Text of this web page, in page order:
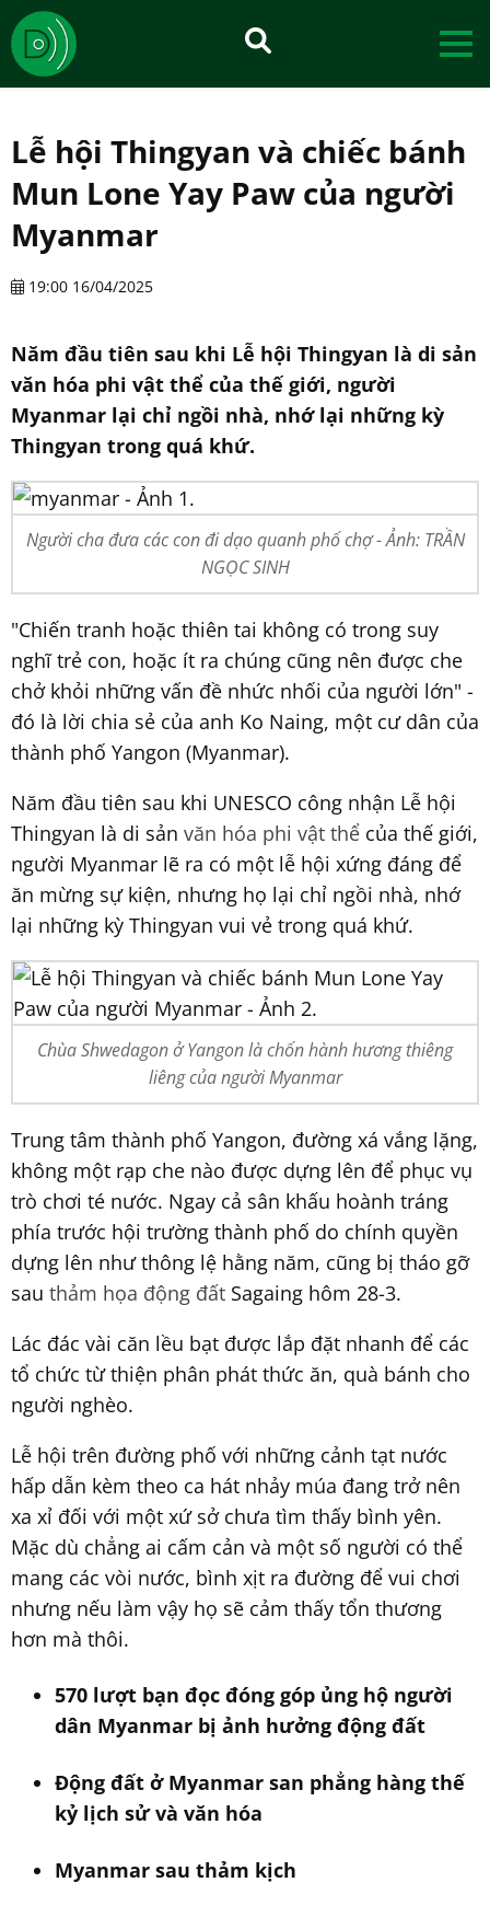
Lễ hội Thingyan và chiếc bánh
Mun Lone Yay Paw của người
Myanmar
19:00 16/04/2025
Năm đầu tiên sau khi Lễ hội Thingyan là di sản
văn hóa phi vật thể của thế giới, người
Myanmar lại chỉ ngồi nhà, nhớ lại những kỳ
Thingyan trong quá khứ.
Người cha đưa các con đi dạo quanh phố chợ - Ảnh: TRẦN
NGỌC SINH
"Chiến tranh hoặc thiên tai không có trong suy
nghĩ trẻ con, hoặc ít ra chúng cũng nên được che
chở khỏi những vấn đề nhức nhối của người lớn" -
đó là lời chia sẻ của anh Ko Naing, một cư dân của
thành phố Yangon (Myanmar).
Năm đầu tiên sau khi UNESCO công nhận Lễ hội
Thingyan là di sản văn hóa phi vật thể của thế giới,
người Myanmar lẽ ra có một lễ hội xứng đáng để
ăn mừng sự kiện, nhưng họ lại chỉ ngồi nhà, nhớ
lại những kỳ Thingyan vui vẻ trong quá khứ.
Chùa Shwedagon ở Yangon là chốn hành hương thiêng
liêng của người Myanmar
Trung tâm thành phố Yangon, đường xá vắng lặng,
không một rạp che nào được dựng lên để phục vụ
trò chơi té nước. Ngay cả sân khấu hoành tráng
phía trước hội trường thành phố do chính quyền
dựng lên như thông lệ hằng năm, cũng bị tháo gỡ
sau thảm họa động đất Sagaing hôm 28-3.
Lác đác vài căn lều bạt được lắp đặt nhanh để các
tổ chức từ thiện phân phát thức ăn, quà bánh cho
người nghèo.
Lễ hội trên đường phố với những cảnh tạt nước
hấp dẫn kèm theo ca hát nhảy múa đang trở nên
xa xỉ đối với một xứ sở chưa tìm thấy bình yên.
Mặc dù chẳng ai cấm cản và một số người có thể
mang các vòi nước, bình xịt ra đường để vui chơi
nhưng nếu làm vậy họ sẽ cảm thấy tổn thương
hơn mà thôi.
570 lượt bạn đọc đóng góp ủng hộ người
dân Myanmar bị ảnh hưởng động đất
Động đất ở Myanmar san phẳng hàng thế
kỷ lịch sử và văn hóa
Myanmar sau thảm kịch